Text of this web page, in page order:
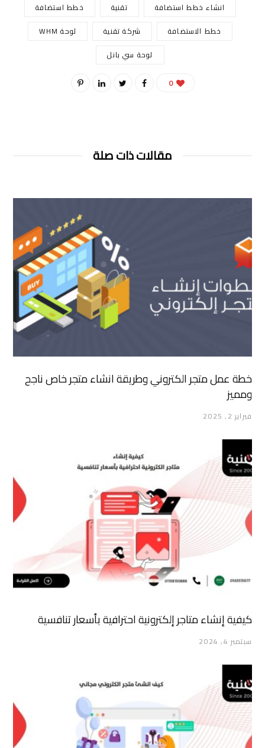
انشاء خطط استضافة تقنية
خطط استضافة
خطط الاستضافة
شركة تقنية
لوحة WHM
لوحة سي بانل
0
مقالات ذات صلة
خطة عمل متجر الكتروني وطريقة انشاء متجر خاص ناجح
ومميز
فبراير 2, 2025
كيفية إنشاء متاجر إلكترونية احترافية بأسعار تنافسية
سبتمبر 4, 2024